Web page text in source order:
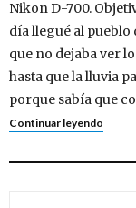
Nikon D-700.
día llegué al
que no dejaba ver
hasta que la lluvia
porque sabía que
Continuar leyendo